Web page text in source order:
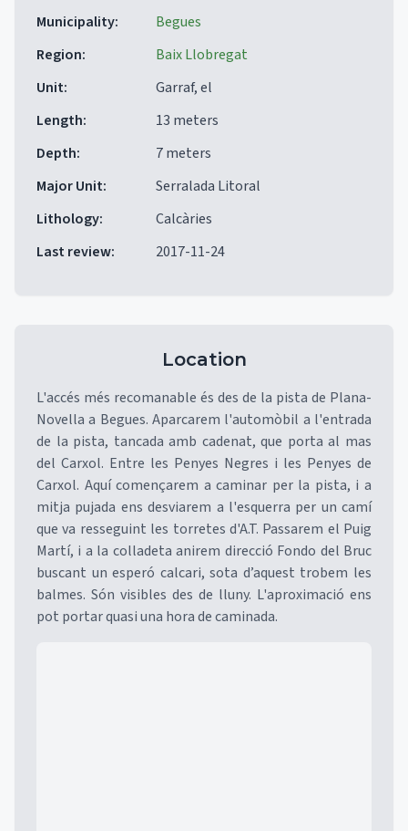
Municipality:
Begues
Region:
Baix Llobregat
Unit:
Garraf, el
Length:
13 meters
Depth:
7 meters
Major Unit:
Serralada Litoral
Lithology:
Calcàries
Last review: 2017-11-24
Location
L'accés més recomanable és des de la pista de Plana-
Novella a Begues. Aparcarem l'automòbil a l'entrada
de la pista, tancada amb cadenat, que porta al mas
del Carxol. Entre les Penyes Negres i les Penyes de
Carxol. Aquí començarem a caminar per la pista, i a
mitja pujada ens desviarem a l'esquerra per un camí
que va resseguint les torretes d'A.T. Passarem el Puig
Martí, i a la colladeta anirem direcció Fondo del Bruc
buscant un esperó calcari, sota d’aquest trobem les
balmes. Són visibles des de lluny. L'aproximació ens
pot portar quasi una hora de caminada.